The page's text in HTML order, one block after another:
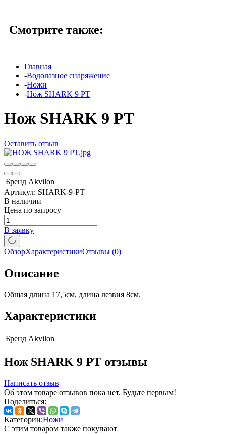
Смотрите также:
Главная
-Водолазное снаряжение
-Ножи
-Нож SHARK 9 PT
Нож SHARK 9 PT
Оставить отзыв
Бренд Akvilon
Артикул: SHARK-9-PT
В наличии
Цена по запросу
В заявку
ОбзорХарактеристикиОтзывы (0)
Описание
Общая длина 17,5см, длина лезвия 8см.
Характеристики
Бренд Akvilon
Нож SHARK 9 PT отзывы
Написать отзыв
Об этом товаре отзывов пока нет. Будьте первым!
Поделиться:
Категории:Ножи
С этим товаром также покупают